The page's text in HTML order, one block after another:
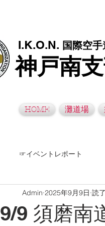
I.K.O.N. 国際空
神戸南
HOME 灘道場
☞イベントレポート
9/9 須磨南
Admin 2025年9月9日 読